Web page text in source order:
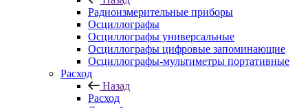
Радиоизмерительные приборы
Осциллографы
Осциллографы универсальные
Осциллографы цифровые запоминающие
Осциллографы-мультиметры портативные
Расход
Назад
Расход